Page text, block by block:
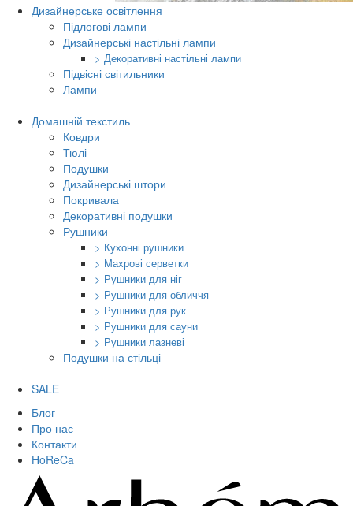
Дизайнерське освітлення
Підлогові лампи
Дизайнерські настільні лампи
> Декоративні настільні лампи
Підвісні світильники
Лампи
Домашній текстиль
Ковдри
Тюлі
Подушки
Дизайнерські штори
Покривала
Декоративні подушки
Рушники
> Кухонні рушники
> Махрові серветки
> Рушники для ніг
> Рушники для обличчя
> Рушники для рук
> Рушники для сауни
> Рушники лазневі
Подушки на стільці
SALE
Блог
Про нас
Контакти
HoReCa